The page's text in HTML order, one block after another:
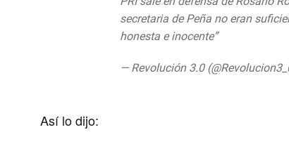
secretaria de Peña no eran
honesta e inocente”
— Revolución 3.0
Así lo dijo: